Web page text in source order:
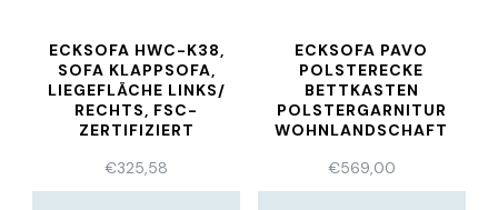
ECKSOFA HWC-K38,
SOFA KLAPPSOFA,
LIEGEFLÄCHE LINKS/
RECHTS, FSC-
ZERTIFIZIERT
€325,58
ECKSOFA PAVO
POLSTERECKE
BETTKASTEN
POLSTERGARNITUR
WOHNLANDSCHAFT
€569,00